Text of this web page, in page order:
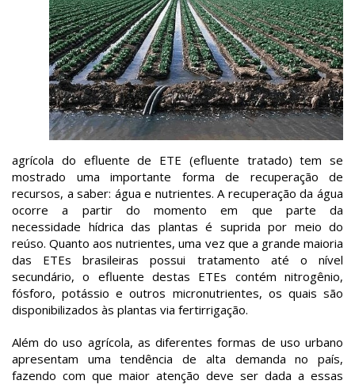
agrícola do efluente de ETE (efluente tratado) tem se
mostrado uma importante forma de recuperação de
recursos, a saber: água e nutrientes. A recuperação da água
ocorre a partir do momento em que parte da
necessidade hídrica das plantas é suprida por meio do
reúso. Quanto aos nutrientes, uma vez que a grande maioria
das ETEs brasileiras possui tratamento até o nível
secundário, o efluente destas ETEs contém nitrogênio,
fósforo, potássio e outros micronutrientes, os quais são
disponibilizados às plantas via fertirrigação.
Além do uso agrícola, as diferentes formas de uso urbano
apresentam uma tendência de alta demanda no país,
fazendo com que maior atenção deve ser dada a essas